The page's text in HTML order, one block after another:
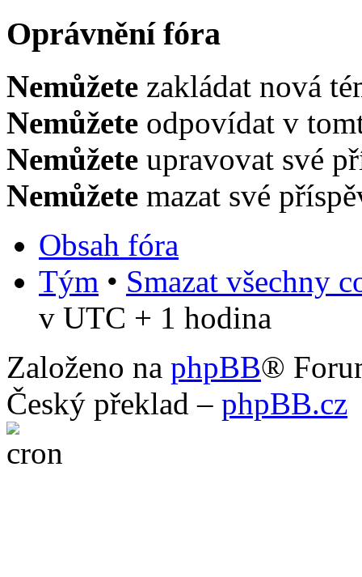
Oprávnění fóra
Nemůžete zakládat nová
Nemůžete odpovídat v
Nemůžete upravovat své
Nemůžete mazat své
Obsah fóra
Tým • Smazat všechny
v UTC + 1 hodina
Založeno na phpBB®
Český překlad – phpBB.cz